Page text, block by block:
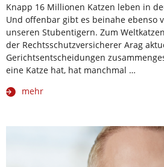
Knapp 16 Millionen Katzen leben in
Und offenbar gibt es beinahe ebenso
unseren Stubentigern. Zum
der Rechtsschutzversicherer Arag
Gerichtsentscheidungen
eine Katze hat, hat manchmal …
mehr